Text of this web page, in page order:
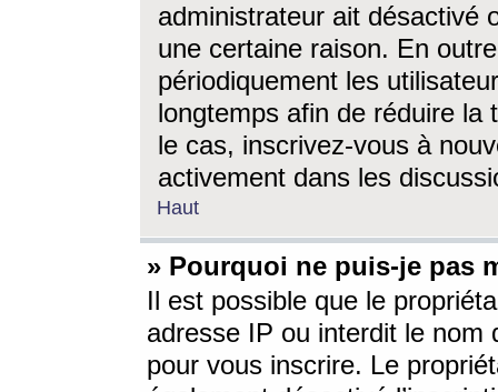
administrateur ait désactivé
une certaine raison. En
périodiquement les
longtemps afin de réduire la
le cas, inscrivez-vous à
activement dans les
Haut
» Pourquoi ne puis-je pas
Il est possible que le
adresse IP ou interdit le nom
pour vous inscrire. Le